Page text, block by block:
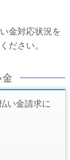
金対応状況を
ださい。
い金請求に